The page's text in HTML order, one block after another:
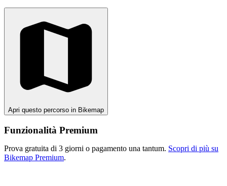
Apri questo percorso in Bikemap
Funzionalità Premium
Prova gratuita di 3 giorni o pagamento una tantum. Scopri di più su
Bikemap Premium.